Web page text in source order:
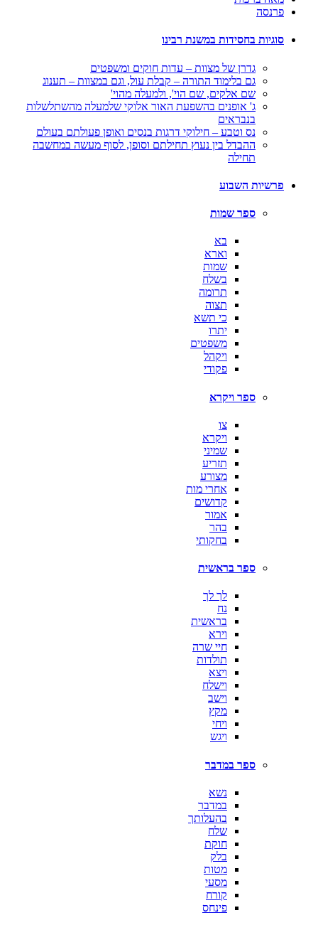
פרנסה
סוגיות בחסידות במשנת רבינו
גדרן של מצוות – עדות חוקים ומשפטים
גם בלימוד התורה – קבלת עול, וגם במצוות – תענוג
שם אלקים, שם הוי', ולמעלה מהוי'
ג' אופנים בהשפעת האור אלוקי שלמעלה מהשתלשלות
בנבראים
נס וטבע – חילוקי דרגות בנסים ואופן פעולתם בעולם
ההבדל בין נעוץ תחילתם וסופן, לסוף מעשה במחשבה
תחילה
פרשיות השבוע
ספר שמות
בא
וארא
שמות
בשלח
תרומה
תצוה
כי תשא
יתרו
משפטים
ויקהל
פקודי
ספר ויקרא
צו
ויקרא
שמיני
תזריע
מצורע
אחרי מות
קדושים
אמור
בהר
בחקותי
ספר בראשית
לך לך
נח
בראשית
וירא
חיי שרה
תולדות
ויצא
וישלח
וישב
מקץ
ויחי
ויגש
ספר במדבר
נשא
במדבר
בהעלותך
שלח
חוקת
בלק
מטות
מסעי
קורח
פינחס